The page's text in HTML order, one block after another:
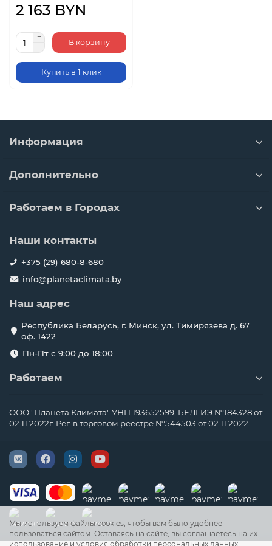
2 163 BYN
В корзину
Купить в 1 клик
Мы используем файлы cookies, чтобы вам было удобнее
пользоваться сайтом. Оставаясь на сайте, вы соглашаетесь на их
использование и условия обработки персональных данных.
Информация
Дополнительно
Работаем в Городах
Наши контакты
+375 (29) 680-8-680
info@planetaclimata.by
Наш адрес
Республика Беларусь, г. Минск, ул. Тимирязева д. 67
оф. 1422
Пн-Пт с 9:00 до 18:00
Работаем
ООО "Планета Климата" УНП 193652599, БЕЛГИЭ №184328 от
02.11.2022г. Рег. в торговом реестре №544503 от 02.11.2022